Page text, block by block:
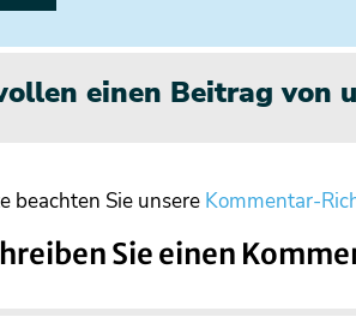
einen Beitrag von
beachten Sie unsere Kommentar-
Sie einen